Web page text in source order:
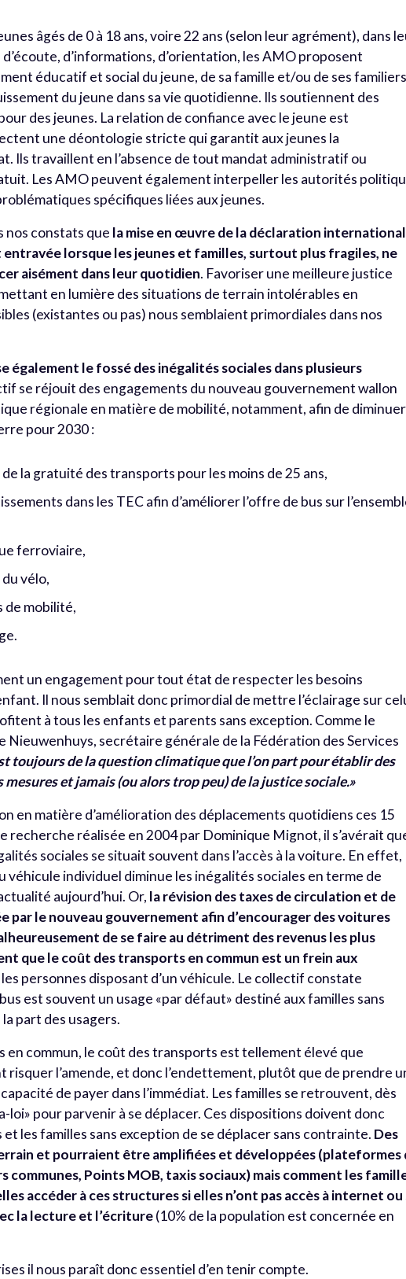
âgés de 0 à 18 ans, voire 22 ans (selon leur agrément), dans
d’écoute, d’informations, d’orientation, les AMO proposent
éducatif et social du jeune, de sa famille et/ou de ses
du jeune dans sa vie quotidienne. Ils soutiennent des
des jeunes. La relation de confiance avec le jeune est
une déontologie stricte qui garantit aux jeunes la
Ils travaillent en l’absence de tout mandat administratif ou
Les AMO peuvent également interpeller les autorités
spécifiques liées aux jeunes.
nos constats que la mise en œuvre de la déclaration
lorsque les jeunes et familles, surtout plus fragiles, ne
aisément dans leur quotidien. Favoriser une meilleure justice
en lumière des situations de terrain intolérables en
(existantes ou pas) nous semblaient primordiales dans nos
également le fossé des inégalités sociales dans plusieurs
se réjouit des engagements du nouveau gouvernement wallon
régionale en matière de mobilité, notamment, afin de diminuer
pour 2030 :
la gratuité des transports pour les moins de 25 ans,
dans les TEC afin d’améliorer l’offre de bus sur
ferroviaire,
vélo,
de mobilité,
un engagement pour tout état de respecter les besoins
Il nous semblait donc primordial de mettre l’éclairage sur
à tous les enfants et parents sans exception. Comme le
Nieuwenhuys, secrétaire générale de la Fédération des Services
toujours de la question climatique que l’on part pour établir des
et jamais (ou alors trop peu) de la justice sociale.»
en matière d’amélioration des déplacements quotidiens ces 15
recherche réalisée en 2004 par Dominique Mignot, il s’avérait
sociales se situait souvent dans l’accès à la voiture. En effet,
véhicule individuel diminue les inégalités sociales en terme de
aujourd’hui. Or, la révision des taxes de circulation et de
par le nouveau gouvernement afin d’encourager des voitures
de se faire au détriment des revenus les plus
que le coût des transports en commun est un frein aux
les personnes disposant d’un véhicule. Le collectif constate
est souvent un usage «par défaut» destiné aux familles sans
part des usagers.
en commun, le coût des transports est tellement élevé que
l’amende, et donc l’endettement, plutôt que de prendre
de payer dans l’immédiat. Les familles se retrouvent, dès
loi» pour parvenir à se déplacer. Ces dispositions doivent donc
les familles sans exception de se déplacer sans contrainte. Des
et pourraient être amplifiées et développées (plateformes
communes, Points MOB, taxis sociaux) mais comment les
accéder à ces structures si elles n’ont pas accès à internet ou
la lecture et l’écriture(10% de la population est concernée en
il nous paraît donc essentiel d’en tenir compte.